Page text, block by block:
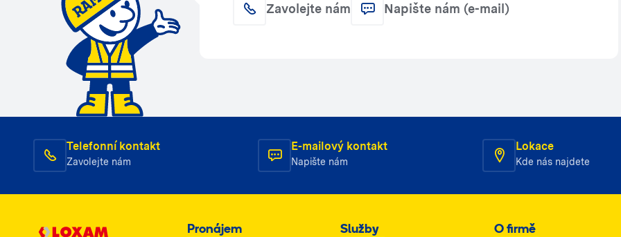
Zavolejte nám Napište nám (e-mail)
Telefonní kontakt
Zavolejte nám
E-mailový kontakt
Napište nám
Lokace
Kde nás najdete
Pronájem Služby O firmě